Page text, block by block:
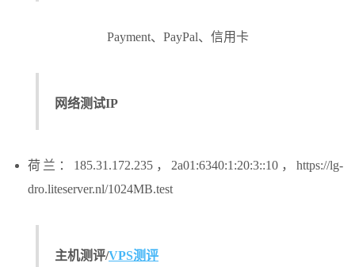
Payment、PayPal、信用卡
网络测试IP
荷兰：185.31.172.235，2a01:6340:1:20:3::10，https://lg-
dro.liteserver.nl/1024MB.test
主机测评/VPS测评